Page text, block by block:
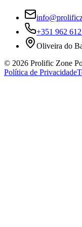
+351 962
Oliveira do
© 2026 Prolific Zone
Política de Privacidade